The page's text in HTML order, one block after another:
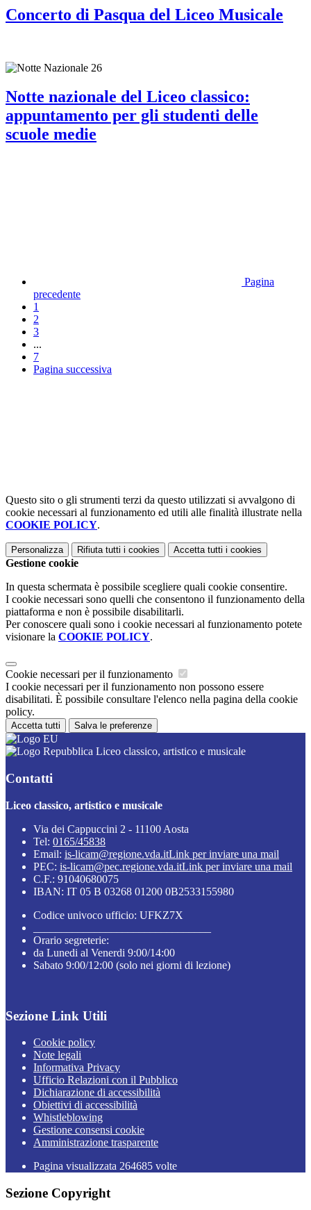
Concerto di Pasqua del Liceo Musicale
Notte nazionale del Liceo classico:
appuntamento per gli studenti delle
scuole medie
Pagina
precedente
1
2
3
...
7
Pagina successiva
Questo sito o gli strumenti terzi da questo utilizzati si avvalgono di
cookie necessari al funzionamento ed utili alle finalità illustrate nella
COOKIE POLICY.
Personalizza Rifiuta tutti i cookies Accetta tutti i cookies
Gestione cookie
In questa schermata è possibile scegliere quali cookie consentire.
I cookie necessari sono quelli che consentono il funzionamento della
piattaforma e non è possibile disabilitarli.
Per conoscere quali sono i cookie necessari al funzionamento potete
visionare la COOKIE POLICY.
Cookie necessari per il funzionamento
I cookie necessari per il funzionamento non possono essere
disabilitati. È possibile consultare l'elenco nella pagina della cookie
policy.
Accetta tutti Salva le preferenze
Liceo classico, artistico e musicale
Contatti
Liceo classico, artistico e musicale
Via dei Cappuccini 2 - 11100 Aosta
Tel: 0165/45838
Email: is-licam@regione.vda.itLink per inviare una mail
PEC: is-licam@pec.regione.vda.itLink per inviare una mail
C.F.: 91040680075
IBAN: IT 05 B 03268 01200 0B2533155980
Codice univoco ufficio: UFKZ7X
Orario segreterie:
da Lunedi al Venerdi 9:00/14:00
Sabato 9:00/12:00 (solo nei giorni di lezione)
Sezione Link Utili
Cookie policy
Note legali
Informativa Privacy
Ufficio Relazioni con il Pubblico
Dichiarazione di accessibilità
Obiettivi di accessibilità
Whistleblowing
Gestione consensi cookie
Amministrazione trasparente
Pagina visualizzata 264685 volte
Sezione Copyright